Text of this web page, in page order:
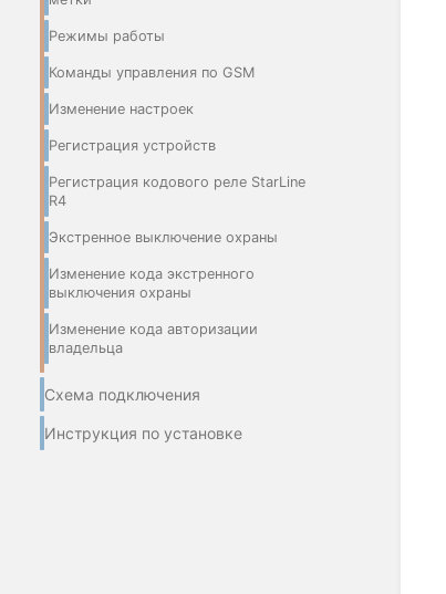
Режимы работы
Команды управления по GSM
Изменение настроек
Регистрация устройств
Регистрация кодового реле StarLine
R4
Экстренное выключение охраны
Изменение кода экстренного
выключения охраны
Изменение кода авторизации
владельца
Схема подключения
Инструкция по установке